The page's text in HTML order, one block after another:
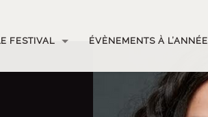
FESTIVAL ÉVÈNEMENTS À L’ANNÉE